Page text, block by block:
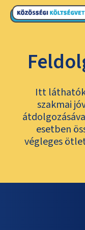
Itt
szakmai
esetben
végleges